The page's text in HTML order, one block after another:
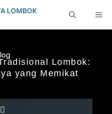
Lombok:
yang Memikat